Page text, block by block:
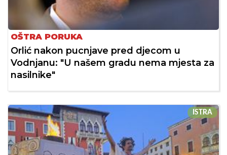
OŠTRA PORUKA
Orlić nakon pucnjave pred djecom u
Vodnjanu: "U našem gradu nema mjesta za
nasilnike"
ISTRA